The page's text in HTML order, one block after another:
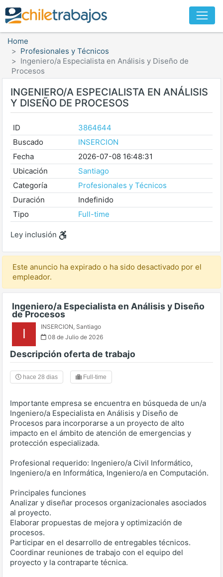
Home
Profesionales y Técnicos
Ingeniero/a Especialista en Análisis y Diseño de
Procesos
INGENIERO/A ESPECIALISTA EN ANÁLISIS
Y DISEÑO DE PROCESOS
ID
3864644
Buscado
INSERCION
Fecha
2026-07-08 16:48:31
Ubicación
Santiago
Categoría
Profesionales y Técnicos
Duración
Indefinido
Tipo
Full-time
Ley inclusión
Este anuncio ha expirado o ha sido desactivado por el
empleador.
Ingeniero/a Especialista en Análisis y Diseño
de Procesos
I INSERCION, Santiago
08 de Julio de 2026
Descripción oferta de trabajo
hace 28 dias Full-time
Importante empresa se encuentra en búsqueda de un/a
Ingeniero/a Especialista en Análisis y Diseño de
Procesos para incorporarse a un proyecto de alto
impacto en el ámbito de atención de emergencias y
protección especializada.
Profesional requerido: Ingeniero/a Civil Informático,
Ingeniero/a en Informática, Ingeniero/a en Computación.
Principales funciones
Analizar y diseñar procesos organizacionales asociados
al proyecto.
Elaborar propuestas de mejora y optimización de
procesos.
Participar en el desarrollo de entregables técnicos.
Coordinar reuniones de trabajo con el equipo del
proyecto y la contraparte técnica.